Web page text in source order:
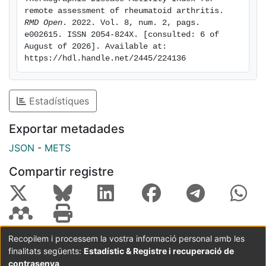
(GS=0.35; PD=0.39) and PGA+CRP (GS=0.44;
PD=0.46) were weak to moderate. ThermoDAI and
ThermoDAI-CRP also showed strong correlations with
Clinical Disease Activity Index (rho>0.83), Simplified
Disease Activity Index (rho>0.85) and Disease Activity
Score with 28-Joint Counts-CRP (rho>0.81) and high
sensitivity for detecting active synovitis using
remission criteria.ConclusionsThermoDAI and
ThermoDAI-CRP showed stronger correlations with
ultrasound-determined synovitis than PGA and PGA +
CRP, thus presenting an opportunity to improve
remote consultations with patients with RA.
RMD Open . 2022. Vol. 8, num. 2, pags.
e002615. ISSN 2054-824X. [consulted: 6 of
August of 2026]. Available at:
https://hdl.handle.net/2445/224136
Estadístiques
Exportar metadades
JSON - METS
Compartir registre
Coordinació:CRAI UB Avís legal
Metadades
subjectes a:
Recopilem i processem la vostra informació personal amb les
finalitats següents: Estadístic & Registre i recuperació de
contrasenya